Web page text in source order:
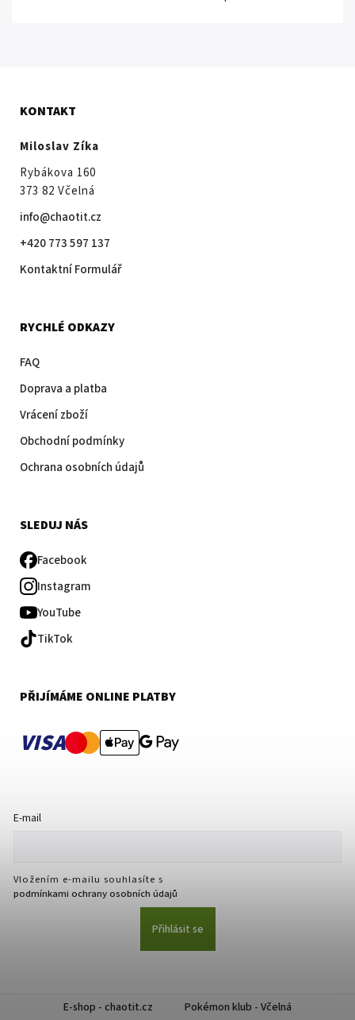
KONTAKT
Miloslav Zíka
Rybákova 160
373 82 Včelná
info@chaotit.cz
+420 773 597 137
Kontaktní Formulář
RYCHLÉ ODKAZY
FAQ
Doprava a platba
Vrácení zboží
Obchodní podmínky
Ochrana osobních údajů
SLEDUJ NÁS
Facebook
Instagram
YouTube
TikTok
PŘIJÍMÁME ONLINE PLATBY
VISA
E-mail
Vložením e-mailu souhlasíte s
podmínkami ochrany osobních údajů
Přihlásit se
E-shop - chaotit.cz Pokémon klub - Včelná